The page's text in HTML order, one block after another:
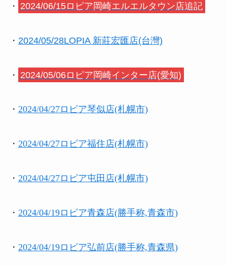
・ 2024/06/15ロピア岡崎エルエルタウン店追記
・ 2024/05/28LOPIA 新莊宏匯店(台灣)
・ 2024/05/06ロピア岡崎インター店(愛知)
・ 2024/04/27ロピア琴似店(札幌市)
・ 2024/04/27ロピア福住店(札幌市)
・ 2024/04/27ロピア屯田店(札幌市)
・ 2024/04/19ロピア青森店(勝手称,青森市)
・ 2024/04/19ロピア弘前店(勝手称,青森県)